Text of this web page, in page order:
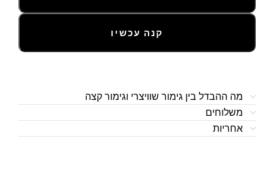
קנה עכשיו
מה ההבדל בין גימור שוויצרי וגימור קצה
משלוחים
אחריות